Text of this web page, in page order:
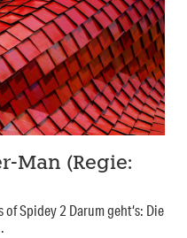
Man (Regie:
Spidey 2 Darum geht‘s: Die